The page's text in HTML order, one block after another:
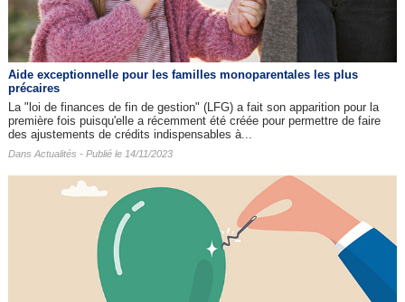
Aide exceptionnelle pour les familles monoparentales les plus
précaires
La "loi de finances de fin de gestion" (LFG) a fait son apparition pour la
première fois puisqu'elle a récemment été créée pour permettre de faire
des ajustements de crédits indispensables à...
Dans Actualités - Publié le 14/11/2023